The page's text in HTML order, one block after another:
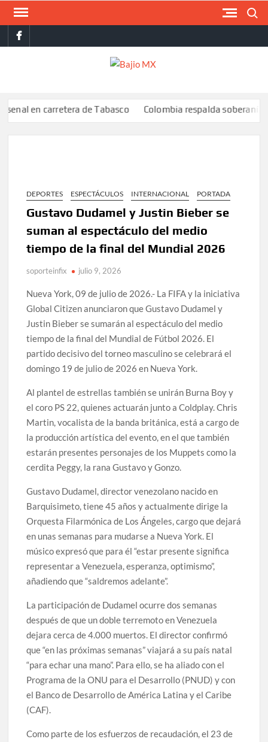
Saltar
contenidofacebook
carretera de Tabasco Colombia respalda soberanía de
DEPORTES ESPECTÁCULOS INTERNACIONAL PORTADA
Gustavo Dudamel y Justin Bieber se
suman al espectáculo del medio
tiempo de la final del Mundial 2026
soporteinfix julio 9, 2026
Nueva York, 09 de julio de 2026.- La FIFA y la iniciativa
Global Citizen anunciaron que Gustavo Dudamel y
Justin Bieber se sumarán al espectáculo del medio
tiempo de la final del Mundial de Fútbol 2026. El
partido decisivo del torneo masculino se celebrará el
domingo 19 de julio de 2026 en Nueva York.
Al plantel de estrellas también se unirán Burna Boy y
el coro PS 22, quienes actuarán junto a Coldplay. Chris
Martin, vocalista de la banda británica, está a cargo de
la producción artística del evento, en el que también
estarán presentes personajes de los Muppets como la
cerdita Peggy, la rana Gustavo y Gonzo.
Gustavo Dudamel, director venezolano nacido en
Barquisimeto, tiene 45 años y actualmente dirige la
Orquesta Filarmónica de Los Ángeles, cargo que dejará
en unas semanas para mudarse a Nueva York. El
músico expresó que para él “estar presente significa
representar a Venezuela, esperanza, optimismo”,
añadiendo que “saldremos adelante”.
La participación de Dudamel ocurre dos semanas
después de que un doble terremoto en Venezuela
dejara cerca de 4.000 muertos. El director confirmó
que “en las próximas semanas” viajará a su país natal
“para echar una mano”. Para ello, se ha aliado con el
Programa de la ONU para el Desarrollo (PNUD) y con
el Banco de Desarrollo de América Latina y el Caribe
(CAF).
Como parte de los esfuerzos de recaudación, el 23 de